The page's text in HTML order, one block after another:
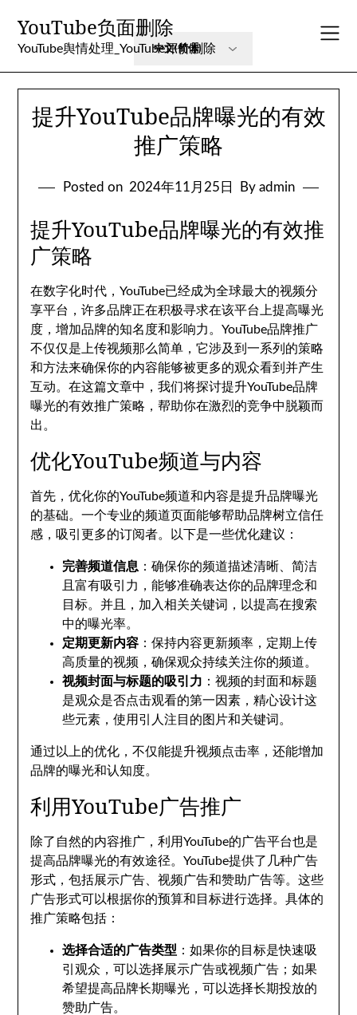
content
YouTube负面删除
YouTube舆情处理_YouTube评价删除
提升YouTube品牌曝光的有效
推广策略
Posted on 2024年11月25日 By admin
提升YouTube品牌曝光的有效推
广策略
在数字化时代，YouTube已经成为全球最大的视频分
享平台，许多品牌正在积极寻求在该平台上提高曝光
度，增加品牌的知名度和影响力。YouTube品牌推广
不仅仅是上传视频那么简单，它涉及到一系列的策略
和方法来确保你的内容能够被更多的观众看到并产生
互动。在这篇文章中，我们将探讨提升YouTube品牌
曝光的有效推广策略，帮助你在激烈的竞争中脱颖而
出。
优化YouTube频道与内容
首先，优化你的YouTube频道和内容是提升品牌曝光
的基础。一个专业的频道页面能够帮助品牌树立信任
感，吸引更多的订阅者。以下是一些优化建议：
完善频道信息 ：确保你的频道描述清晰、简洁
且富有吸引力，能够准确表达你的品牌理念和
目标。并且，加入相关关键词，以提高在搜索
中的曝光率。
定期更新内容 ：保持内容更新频率，定期上传
高质量的视频，确保观众持续关注你的频道。
视频封面与标题的吸引力 ：视频的封面和标题
是观众是否点击观看的第一因素，精心设计这
些元素，使用引人注目的图片和关键词。
通过以上的优化，不仅能提升视频点击率，还能增加
品牌的曝光和认知度。
利用YouTube广告推广
除了自然的内容推广，利用YouTube的广告平台也是
提高品牌曝光的有效途径。YouTube提供了几种广告
形式，包括展示广告、视频广告和赞助广告等。这些
广告形式可以根据你的预算和目标进行选择。具体的
推广策略包括：
选择合适的广告类型 ：如果你的目标是快速吸
引观众，可以选择展示广告或视频广告；如果
希望提高品牌长期曝光，可以选择长期投放的
赞助广告。